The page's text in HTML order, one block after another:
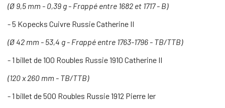
(Ø 9,5 mm - 0,39 g - Frappé entre 1682 et 1717 - B)
- 5 Kopecks Cuivre Russie Catherine II
(Ø 42 mm - 53,4 g - Frappé entre 1763-1796 - TB/TTB)
- 1 billet de 100 Roubles Russie 1910 Catherine II
(120 x 260 mm - TB/TTB)
- 1 billet de 500 Roubles Russie 1912 Pierre Ier